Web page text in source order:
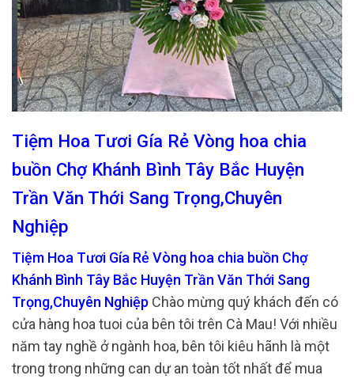
Tiệm Hoa Tươi Gía Rẻ Vòng hoa chia
buồn Chợ Khánh Bình Tây Bắc Huyện
Trần Văn Thới Sang Trọng,Chuyên
Nghiệp
Tiệm Hoa Tươi Gía Rẻ Vòng hoa chia buồn Chợ
Khánh Bình Tây Bắc Huyện Trần Văn Thới Sang
Trọng,Chuyên Nghiệp Chào mừng quý khách đến có
cửa hàng hoa tuoi của bên tôi trên Cà Mau! Với nhiều
năm tay nghề ở ngành hoa, bên tôi kiêu hãnh là một
trong trong những can dự an toàn tốt nhất để mua